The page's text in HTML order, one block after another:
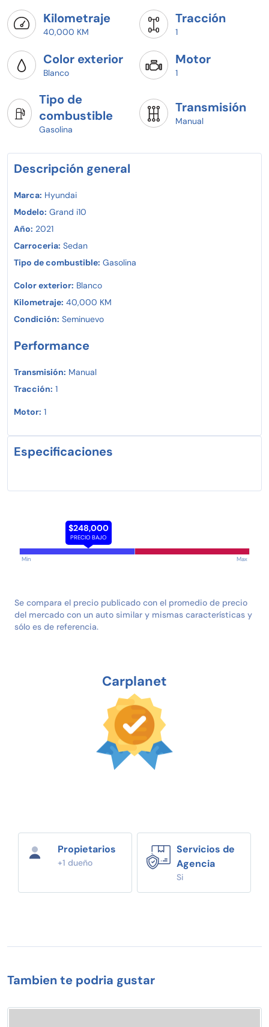
Kilometraje
40,000 KM
Tracción
1
Color exterior
Blanco
Motor
1
Tipo de
combustible
Gasolina
Transmisión
Manual
Descripción general
Marca: Hyundai
Modelo: Grand i10
Año: 2021
Carroceria: Sedan
Tipo de combustible: Gasolina
Color exterior: Blanco
Kilometraje: 40,000 KM
Condición: Seminuevo
Performance
Transmisión: Manual
Tracción: 1
Motor: 1
Especificaciones
$248,000
PRECIO BAJO
Min Max
Se compara el precio publicado con el promedio de precio
del mercado con un auto similar y mismas características y
sólo es de referencia.
Carplanet
Propietarios
+1 dueño
Servicios de
Agencia
Si
Tambien te podria gustar